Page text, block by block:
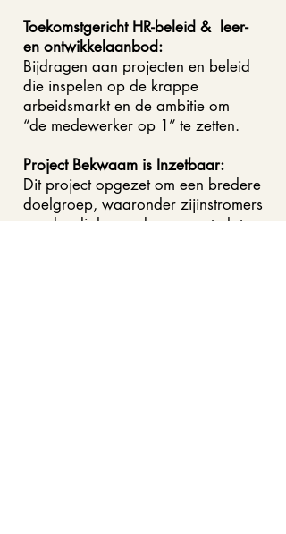
Toekomstgericht HR-beleid & leer-
en ontwikkelaanbod:
Bijdragen aan projecten en beleid
die inspelen op de krappe
arbeidsmarkt en de ambitie om
“de medewerker op 1” te zetten.
Project Bekwaam is Inzetbaar:
Dit project opgezet om een bredere
doelgroep, waaronder zijinstromers
zonder diploma, duurzaam te laten